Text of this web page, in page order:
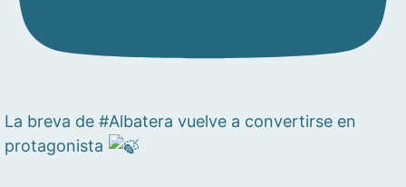
La breva de #Albatera vuelve a convertirse en
protagonista